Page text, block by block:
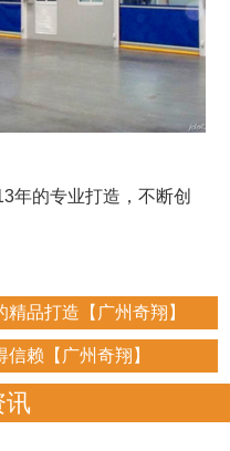
年的专业打造，不断创
品打造【广州奇翔】
赖【广州奇翔】
讯